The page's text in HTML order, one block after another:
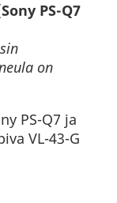
PS-Q7
on
PS-Q7 ja
VL-43-G